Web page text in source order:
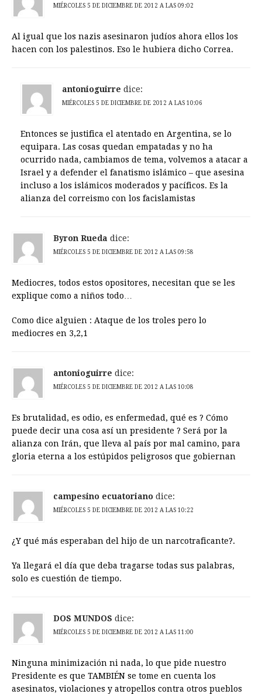
MIÉRCOLES 5 DE DICIEMBRE DE 2012 A LAS 09:02
Al igual que los nazis asesinaron judíos ahora ellos los
hacen con los palestinos. Eso le hubiera dicho Correa.
antonioguirre dice:
MIÉRCOLES 5 DE DICIEMBRE DE 2012 A LAS 10:06
Entonces se justifica el atentado en Argentina, se lo
equipara. Las cosas quedan empatadas y no ha
ocurrido nada, cambiamos de tema, volvemos a atacar a
Israel y a defender el fanatismo islámico – que asesina
incluso a los islámicos moderados y pacíficos. Es la
alianza del correismo con los facislamistas
Byron Rueda dice:
MIÉRCOLES 5 DE DICIEMBRE DE 2012 A LAS 09:58
Mediocres, todos estos opositores, necesitan que se les
explique como a niños todo…
Como dice alguien : Ataque de los troles pero lo
mediocres en 3,2,1
antonioguirre dice:
MIÉRCOLES 5 DE DICIEMBRE DE 2012 A LAS 10:08
Es brutalidad, es odio, es enfermedad, qué es ? Cómo
puede decir una cosa así un presidente ? Será por la
alianza con Irán, que lleva al país por mal camino, para
gloria eterna a los estúpidos peligrosos que gobiernan
campesino ecuatoriano dice:
MIÉRCOLES 5 DE DICIEMBRE DE 2012 A LAS 10:22
¿Y qué más esperaban del hijo de un narcotraficante?.
Ya llegará el día que deba tragarse todas sus palabras,
solo es cuestión de tiempo.
DOS MUNDOS dice:
MIÉRCOLES 5 DE DICIEMBRE DE 2012 A LAS 11:00
Ninguna minimización ni nada, lo que pide nuestro
Presidente es que TAMBIÉN se tome en cuenta los
asesinatos, violaciones y atropellos contra otros pueblos